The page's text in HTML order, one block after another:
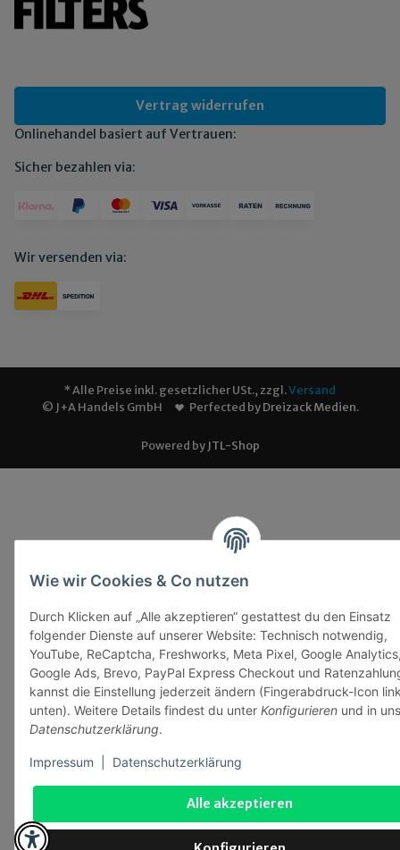
Alle akzeptieren
Wie wir Cookies & Co nutzen
Durch Klicken auf „Alle akzeptieren“ gestattest du den Einsatz
folgender Dienste auf unserer Website: Technisch notwendig,
YouTube, ReCaptcha, Freshworks, Meta Pixel, Google
Google Ads, Brevo, PayPal Express Checkout und
kannst die Einstellung jederzeit ändern (Fingerabdruck-Icon
unten). Weitere Details findest du unter Konfigurieren und in
Datenschutzerklärung.
Impressum Datenschutzerklärung
Vertrag widerrufen
Onlinehandel basiert auf Vertrauen:
Sicher bezahlen via:
Wir versenden via:
* Alle Preise inkl. gesetzlicher USt., zzgl.Versand
© J+A Handels GmbH
Perfected byDreizack Medien.
Powered by JTL-Shop